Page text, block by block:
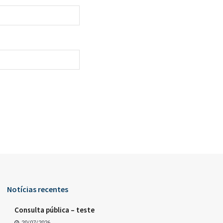
Notícias recentes
Consulta pública – teste